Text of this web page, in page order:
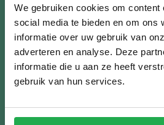
We gebruiken cookies om
social media te bieden en om ons
informatie over uw gebruik van
adverteren en analyse. Deze
informatie die u aan ze heeft
gebruik van hun services.
Je krijgt maximaal 1x per maand een e-mail
Ik ben... *
Naam